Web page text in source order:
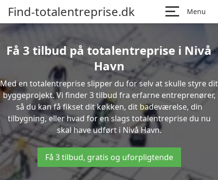
Find-totalentreprise.dk Menu
Få 3 tilbud på totalentreprise i Nivå
Havn
Med en totalentreprise slipper du for selv at skulle styre dit
byggeprojekt. Vi finder 3 tilbud fra erfarne entreprenører,
så du kan få fikset dit køkken, dit badeværelse, din
tilbygning, eller hvad for en slags totalentreprise du nu
skal have udført i Nivå Havn.
Få 3 tilbud, gratis og uforpligtende